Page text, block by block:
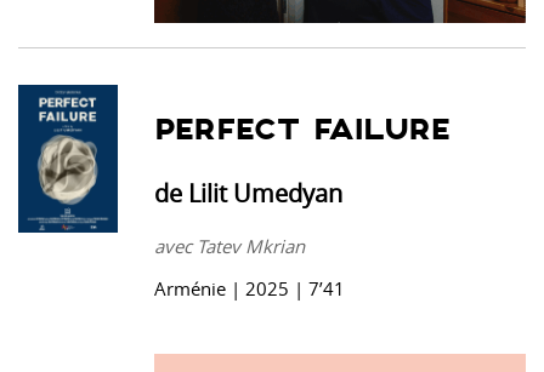
PERFECT FAILURE
de Lilit Umedyan
avec Tatev Mkrian
Arménie | 2025 | 7’41